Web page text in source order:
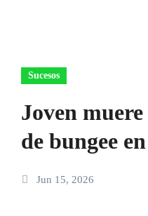
Sucesos
Joven
de bungee
Jun 15, 2026